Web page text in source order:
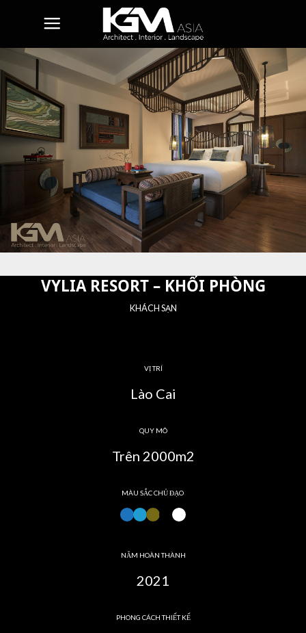
VYLIA RESORT – KHỐI PHÒNG
KHÁCH SẠN
VỊ TRÍ
Lào Cai
QUY MÔ
Trên 2000m2
MÀU SẮC CHỦ ĐẠO
NĂM HOÀN THÀNH
2021
PHONG CÁCH THIẾT KẾ